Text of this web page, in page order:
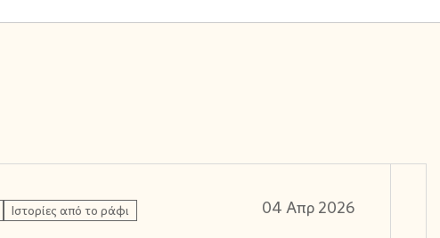
Ιστορίες από το ράφι 04 Απρ 2026